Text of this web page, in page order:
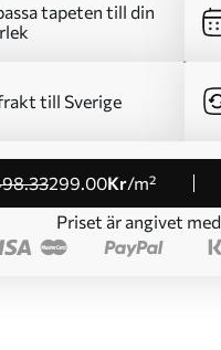
tapeten till din
till Sverige
.33299.00Kr/m²
Priset är angivet med